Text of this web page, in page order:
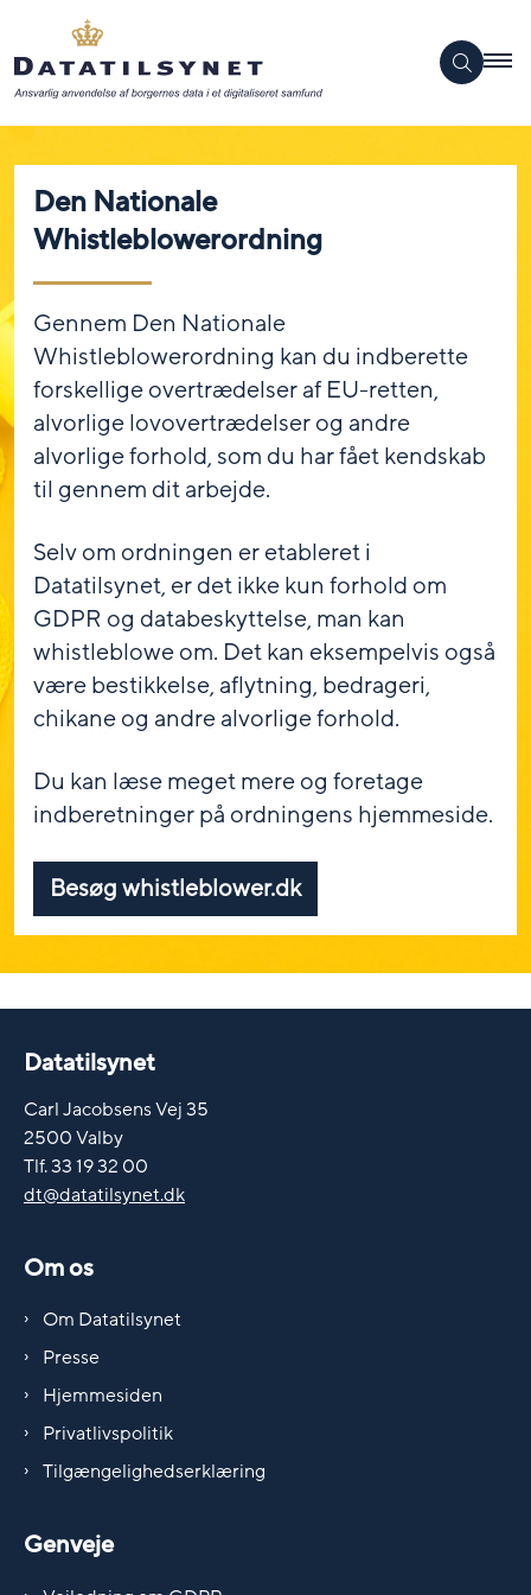
Den Nationale
Whistleblowerordning
Gennem Den Nationale
Whistleblowerordning kan du indberette
forskellige overtrædelser af EU-retten,
alvorlige lovovertrædelser og andre
alvorlige forhold, som du har fået kendskab
til gennem dit arbejde.
Selv om ordningen er etableret i
Datatilsynet, er det ikke kun forhold om
GDPR og databeskyttelse, man kan
whistleblowe om. Det kan eksempelvis også
være bestikkelse, aflytning, bedrageri,
chikane og andre alvorlige forhold.
Du kan læse meget mere og foretage
indberetninger på ordningens hjemmeside.
Besøg whistleblower.dk
Datatilsynet
Carl Jacobsens Vej 35
2500 Valby
Tlf. 33 19 32 00
dt@datatilsynet.dk
Om os
Om Datatilsynet
Presse
Hjemmesiden
Privatlivspolitik
Tilgængelighedserklæring
Genveje